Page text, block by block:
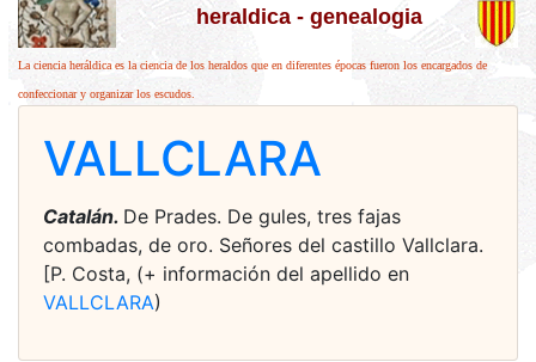
heraldica - genealogia
La ciencia heráldica es la ciencia de los heraldos que en diferentes épocas fueron los encargados de
confeccionar y organizar los escudos.
VALLCLARA
Catalán. De Prades. De gules, tres fajas
combadas, de oro. Señores del castillo Vallclara.
[P. Costa, (+ información del apellido en
VALLCLARA)